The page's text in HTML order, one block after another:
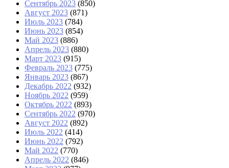
Сентябрь 2023 (850)
Август 2023 (871)
Июль 2023 (784)
Июнь 2023 (854)
Май 2023 (886)
Апрель 2023 (880)
Март 2023 (915)
Февраль 2023 (775)
Январь 2023 (867)
Декабрь 2022 (932)
Ноябрь 2022 (959)
Октябрь 2022 (893)
Сентябрь 2022 (970)
Август 2022 (892)
Июль 2022 (414)
Июнь 2022 (792)
Май 2022 (770)
Апрель 2022 (846)